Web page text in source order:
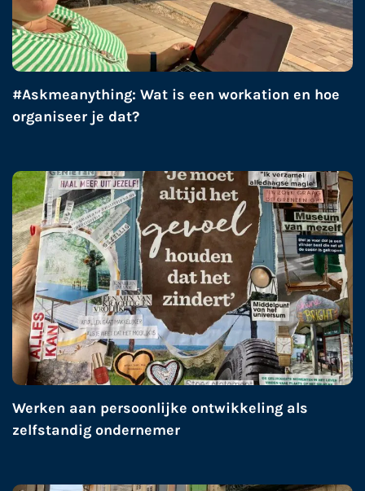
#Askmeanything: Wat is een workation en hoe
organiseer je dat?
Werken aan persoonlijke ontwikkeling als
zelfstandig ondernemer